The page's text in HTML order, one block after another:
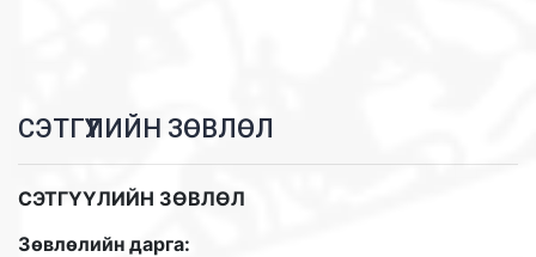
СЭТГҮҮЛИЙН ЗӨВЛӨЛ
СЭТГҮҮЛИЙН ЗӨВЛӨЛ
Зөвлөлийн дарга: